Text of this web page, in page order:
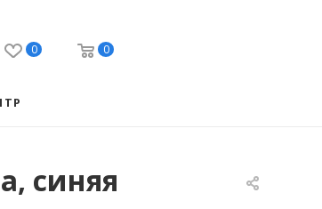
0 0
синяя